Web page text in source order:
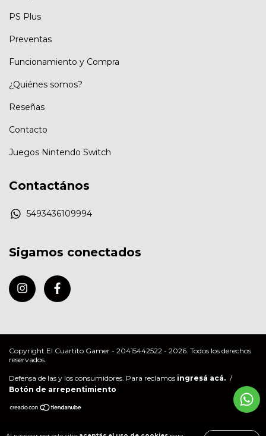
PS Plus
Preventas
Funcionamiento y Compra
¿Quiénes somos?
Reseñas
Contacto
Juegos Nintendo Switch
Contactános
5493436109994
Sigamos conectados
Copyright El Cuartito Gamer - 20415442522 - 2026. Todos los derechos
reservados.
Defensa de las y los consumidores. Para reclamos ingresá acá. /
Botón de arrepentimiento